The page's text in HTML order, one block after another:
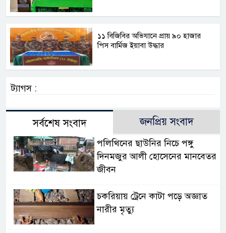
১১ বিজিবির অভিযানে প্রায় ৯০ হাজার
পিস বার্মিজ ইয়াবা উদ্ধার
ট্যাগস :
সর্বশেষ সংবাদ জনপ্রিয় সংবাদ
পলিথিনের ছাউনির নিচে পঙ্গু
দিনমজুর আলী হোসেনের মানবেতর
জীবন
চকরিয়ায় ট্রেনে কাটা পড়ে অজ্ঞাত
নারীর মৃত্যু